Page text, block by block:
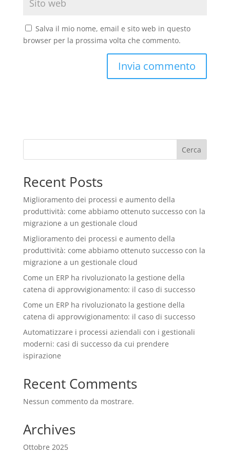
Salva il mio nome, email e sito web in questo
browser per la prossima volta che commento.
Cerca
Recent Posts
Miglioramento dei processi e aumento della
produttività: come abbiamo ottenuto successo con la
migrazione a un gestionale cloud
Miglioramento dei processi e aumento della
produttività: come abbiamo ottenuto successo con la
migrazione a un gestionale cloud
Come un ERP ha rivoluzionato la gestione della
catena di approvvigionamento: il caso di successo
Come un ERP ha rivoluzionato la gestione della
catena di approvvigionamento: il caso di successo
Automatizzare i processi aziendali con i gestionali
moderni: casi di successo da cui prendere
ispirazione
Recent Comments
Nessun commento da mostrare.
Archives
Ottobre 2025